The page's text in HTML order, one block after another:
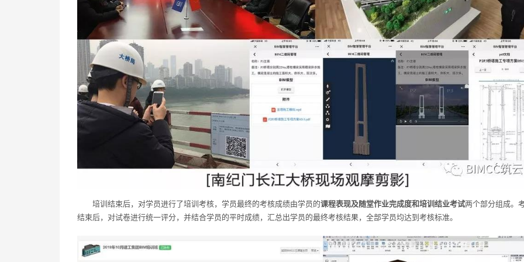
培训结束后，对学员进行了培训考核，学员最终的考核成绩由学员的课程表现及随堂作业完成度和培训结业考试两个部分组成。
结束后，对试卷进行统一评分，并结合学员的平时成绩，汇总出学员的最终考核结果，全部学员均达到考核标准。